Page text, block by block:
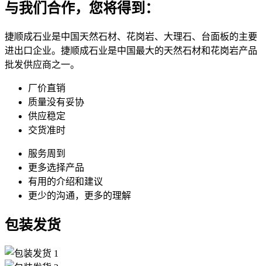
与我们合作，您将得到：
捷顺成石业是中国天然石材、花岗岩、大理石、台面板的主要
进出口企业。捷顺成石业是中国最大的天然石材和花岗岩产品
批发供应商之一。
厂价直销
质量没有妥协
供应稳定
交货准时
服务周到
更多选择产品
有用的介绍和建议
更少的沟通，更多的理解
包装发货